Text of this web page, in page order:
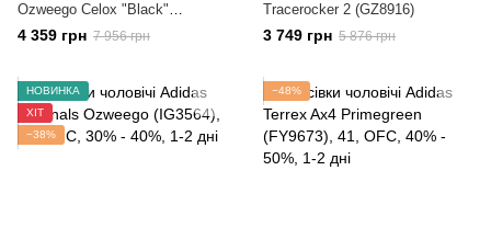
Ozweego Celox "Black"
(GZ5230)
4 359 грн 7 956 грн
Tracerocker 2 (GZ8916)
3 749 грн 5 876 грн
НОВИНКА
ХІТ
−38%
−48%